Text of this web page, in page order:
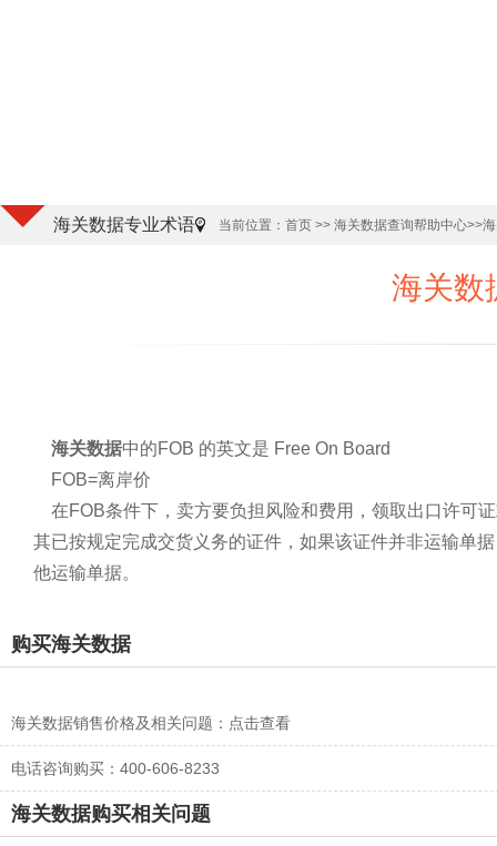
海关数据专业术语 当前位置： 首页 >> 海关数据查询帮助中心>>
海关数
海关数据中的FOB 的英文是 Free On Board
FOB=离岸价
在FOB条件下，卖方要负担风险和费用，领取出口许可
其已按规定完成交货义务的证件，如果该证件并非运输单
他运输单据。
购买海关数据
海关数据销售价格及相关问题： 点击查看
电话咨询购买：400-606-8233
海关数据购买相关问题